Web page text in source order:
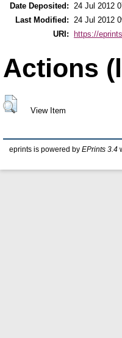
Date Deposited:
24 Jul 2012
Last Modified:
24 Jul 2012
URI:
https://
Actions
View Item
eprints is powered by EPrints 3.4